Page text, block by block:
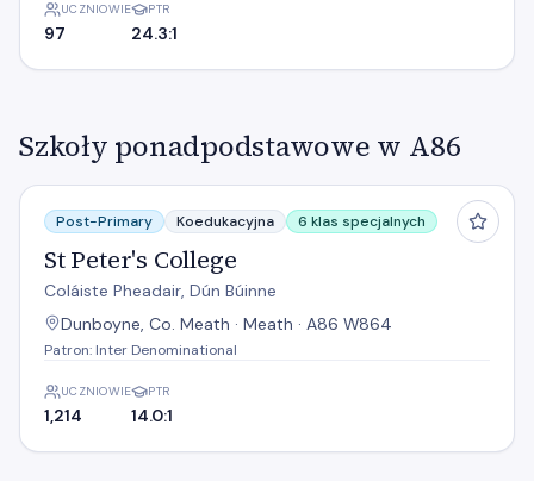
UCZNIOWIE
97
PTR
24.3:1
Szkoły ponadpodstawowe w A86
St Peter's College
Post-Primary Koedukacyjna 6 klas specjalnych
St Peter's College
Coláiste Pheadair, Dún Búinne
Dunboyne, Co. Meath · Meath · A86 W864
Patron: Inter Denominational
UCZNIOWIE
1,214
PTR
14.0:1